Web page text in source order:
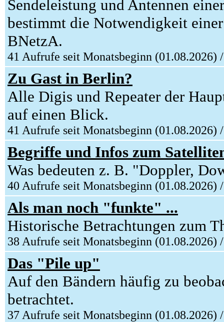
Sendeleistung und Antennen
bestimmt die Notwendigkeit
BNetzA.
41 Aufrufe seit Monatsbeginn
Zu Gast in Berlin?
Alle Digis und Repeater der
auf einen Blick.
41 Aufrufe seit Monatsbeginn
Begriffe und Infos zum
Was bedeuten z. B. "Doppler,
40 Aufrufe seit Monatsbeginn
Als man noch "funkte" ...
Historische Betrachtungen zum
38 Aufrufe seit Monatsbeginn
Das "Pile up"
Auf den Bändern häufig zu
betrachtet.
37 Aufrufe seit Monatsbeginn